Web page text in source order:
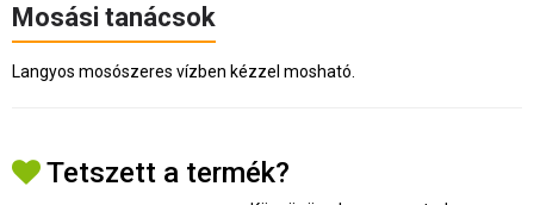
Mosási tanácsok
Langyos mosószeres vízben kézzel mosható.
Tetszett a termék?